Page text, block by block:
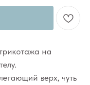
на
верх, чуть